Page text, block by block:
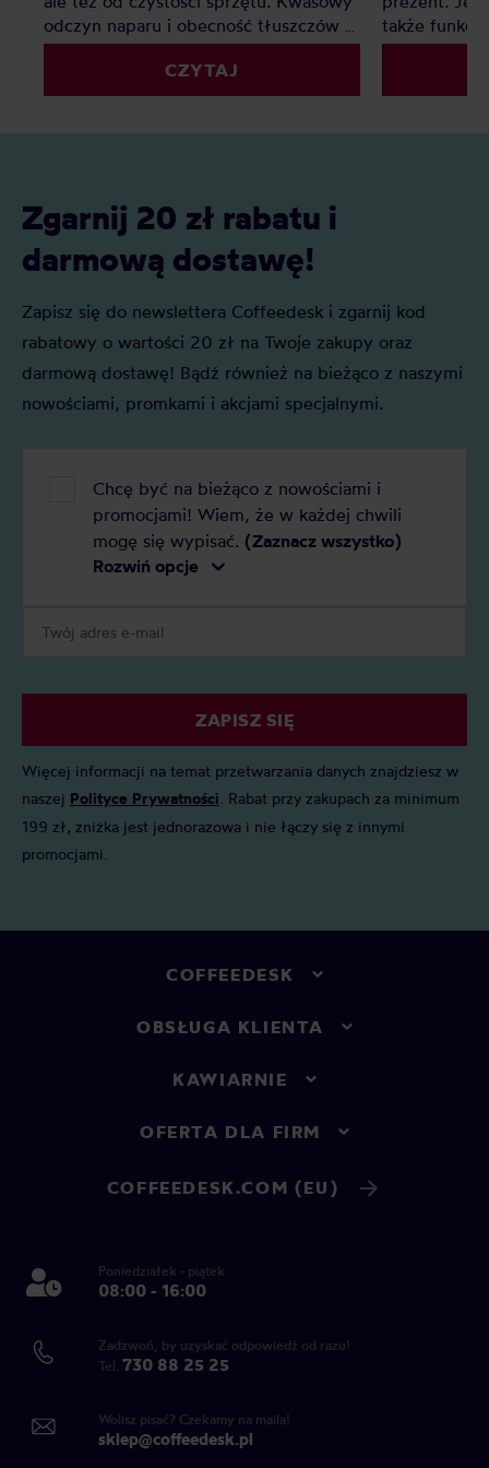
odczyn naparu i obecność tłuszczów w
kawie zostawiają osady, które z czasem
pogarszają smak i przyspieszają
zużycie urządzeń – od ekspresu po
CZYTAJ
także
przychodzą
zachwycają
Zgarnij 20 zł rabatu i
darmową dostawę!
Zapisz się do newslettera Coffeedesk i zgarnij kod
rabatowy o wartości 20 zł na Twoje zakupy oraz
darmową dostawę! Bądź również na bieżąco z naszymi
nowościami, promkami i akcjami specjalnymi.
Chcę być na bieżąco z nowościami i
promocjami! Wiem, że w każdej chwili
mogę się wypisać. (Zaznacz wszystko)
Rozwiń opcje
ZAPISZ SIĘ
Więcej informacji na temat przetwarzania danych znajdziesz w
naszej Polityce Prywatności . Rabat przy zakupach za minimum
199 zł, zniżka jest jednorazowa i nie łączy się z innymi
promocjami.
COFFEEDESK
OBSŁUGA KLIENTA
KAWIARNIE
OFERTA DLA FIRM
COFFEEDESK.COM (EU)
Poniedziałek - piątek
08:00 - 16:00
Zadzwoń, by uzyskać odpowiedź od razu!
Tel. 730 88 25 25
Wolisz pisać? Czekamy na maila!
sklep@coffeedesk.pl